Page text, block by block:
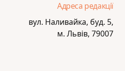
Адреса редакції
вул. Наливайка, буд. 5,
м. Львів, 79007